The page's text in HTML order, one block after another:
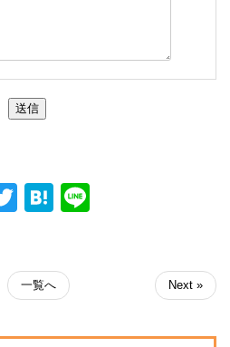
送信
TwitterHatena
一覧へ Next »